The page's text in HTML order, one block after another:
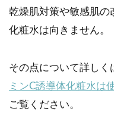
乾燥肌対策や敏感肌の
化粧水は向きません。
その点について詳しく
ミンC誘導体化粧水は
ご覧ください。